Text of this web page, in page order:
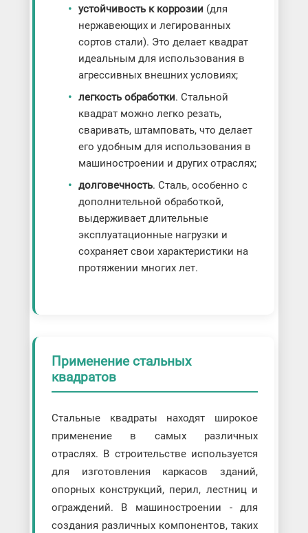
устойчивость к коррозии(для
нержавеющих и легированных
сортов стали). Это делает квадрат
идеальным для использования в
агрессивных внешних условиях;
легкость обработки. Стальной
квадрат можно легко резать,
сваривать, штамповать, что делает
его удобным для использования в
машиностроении и других отраслях;
долговечность. Сталь, особенно с
дополнительной обработкой,
выдерживает длительные
эксплуатационные нагрузки и
сохраняет свои характеристики на
протяжении многих лет.
Применение стальных
квадратов
Стальные квадраты находят широкое
применение в самых различных
отраслях. В строительстве используется
для изготовления каркасов зданий,
опорных конструкций, перил, лестниц и
ограждений. В машиностроении - для
создания различных компонентов, таких